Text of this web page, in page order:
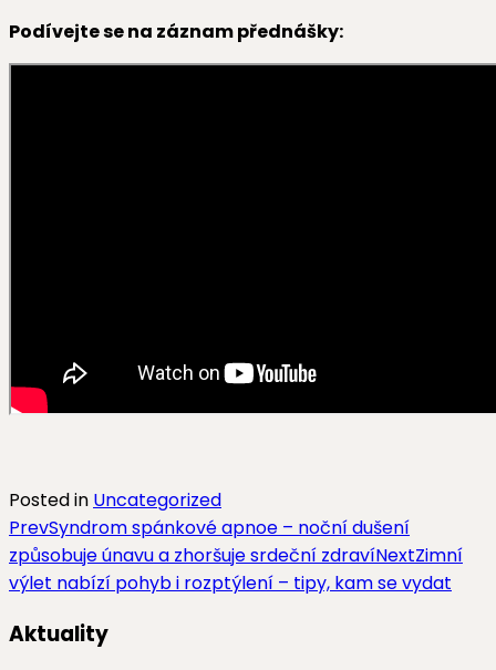
Podívejte se na záznam přednášky:
Posted in Uncategorized
Post
navigation
PrevSyndrom spánkové apnoe –⁠⁠⁠⁠⁠⁠ noční dušení
způsobuje únavu a zhoršuje srdeční zdravíNextZimní
výlet nabízí pohyb i rozptýlení – tipy, kam se vydat
Aktuality